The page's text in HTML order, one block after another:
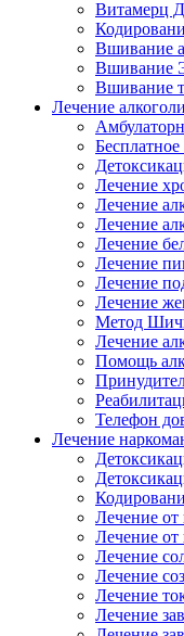
Витамерц
Вшивание
Вшивание
Вшивание
Лечение
Бесплатное
Лечение
Лечение
Лечение
Лечение
Лечение
Лечение
Лечение
Метод
Лечение
Помощь
Телефон
Лечение
Лечение
Лечение от
Лечение
Лечение
Лечение
Лечение